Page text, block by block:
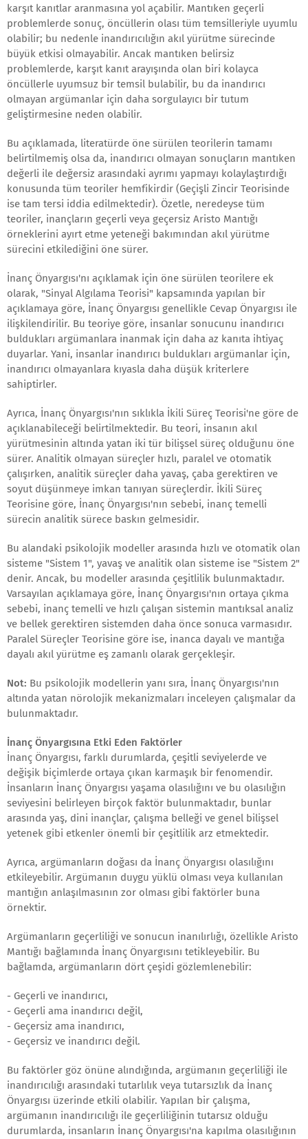
karşıt kanıtlar aranmasına yol açabilir. Mantıken geçerli
problemlerde sonuç, öncüllerin olası tüm temsilleriyle uyumlu
olabilir; bu nedenle inandırıcılığın akıl yürütme sürecinde
büyük etkisi olmayabilir. Ancak mantıken belirsiz
problemlerde, karşıt kanıt arayışında olan biri kolayca
öncüllerle uyumsuz bir temsil bulabilir, bu da inandırıcı
olmayan argümanlar için daha sorgulayıcı bir tutum
geliştirmesine neden olabilir.
Bu açıklamada, literatürde öne sürülen teorilerin tamamı
belirtilmemiş olsa da, inandırıcı olmayan sonuçların mantıken
değerli ile değersiz arasındaki ayrımı yapmayı kolaylaştırdığı
konusunda tüm teoriler hemfikirdir (Geçişli Zincir Teorisinde
ise tam tersi iddia edilmektedir). Özetle, neredeyse tüm
teoriler, inançların geçerli veya geçersiz Aristo Mantığı
örneklerini ayırt etme yeteneği bakımından akıl yürütme
sürecini etkilediğini öne sürer.
İnanç Önyargısı'nı açıklamak için öne sürülen teorilere ek
olarak, "Sinyal Algılama Teorisi" kapsamında yapılan bir
açıklamaya göre, İnanç Önyargısı genellikle Cevap Önyargısı ile
ilişkilendirilir. Bu teoriye göre, insanlar sonucunu inandırıcı
buldukları argümanlara inanmak için daha az kanıta ihtiyaç
duyarlar. Yani, insanlar inandırıcı buldukları argümanlar için,
inandırıcı olmayanlara kıyasla daha düşük kriterlere
sahiptirler.
Ayrıca, İnanç Önyargısı'nın sıklıkla İkili Süreç Teorisi'ne göre de
açıklanabileceği belirtilmektedir. Bu teori, insanın akıl
yürütmesinin altında yatan iki tür bilişsel süreç olduğunu öne
sürer. Analitik olmayan süreçler hızlı, paralel ve otomatik
çalışırken, analitik süreçler daha yavaş, çaba gerektiren ve
soyut düşünmeye imkan tanıyan süreçlerdir. İkili Süreç
Teorisine göre, İnanç Önyargısı'nın sebebi, inanç temelli
sürecin analitik sürece baskın gelmesidir.
Bu alandaki psikolojik modeller arasında hızlı ve otomatik olan
sisteme "Sistem 1", yavaş ve analitik olan sisteme ise "Sistem 2"
denir. Ancak, bu modeller arasında çeşitlilik bulunmaktadır.
Varsayılan açıklamaya göre, İnanç Önyargısı'nın ortaya çıkma
sebebi, inanç temelli ve hızlı çalışan sistemin mantıksal analiz
ve bellek gerektiren sistemden daha önce sonuca varmasıdır.
Paralel Süreçler Teorisine göre ise, inanca dayalı ve mantığa
dayalı akıl yürütme eş zamanlı olarak gerçekleşir.
Not: Bu psikolojik modellerin yanı sıra, İnanç Önyargısı'nın
altında yatan nörolojik mekanizmaları inceleyen çalışmalar da
bulunmaktadır.
İnanç Önyargısına Etki Eden Faktörler
İnanç Önyargısı, farklı durumlarda, çeşitli seviyelerde ve
değişik biçimlerde ortaya çıkan karmaşık bir fenomendir.
İnsanların İnanç Önyargısı yaşama olasılığını ve bu olasılığın
seviyesini belirleyen birçok faktör bulunmaktadır, bunlar
arasında yaş, dini inançlar, çalışma belleği ve genel bilişsel
yetenek gibi etkenler önemli bir çeşitlilik arz etmektedir.
Ayrıca, argümanların doğası da İnanç Önyargısı olasılığını
etkileyebilir. Argümanın duygu yüklü olması veya kullanılan
mantığın anlaşılmasının zor olması gibi faktörler buna
örnektir.
Argümanların geçerliliği ve sonucun inanılırlığı, özellikle Aristo
Mantığı bağlamında İnanç Önyargısını tetikleyebilir. Bu
bağlamda, argümanların dört çeşidi gözlemlenebilir:
- Geçerli ve inandırıcı,
- Geçerli ama inandırıcı değil,
- Geçersiz ama inandırıcı,
- Geçersiz ve inandırıcı değil.
Bu faktörler göz önüne alındığında, argümanın geçerliliği ile
inandırıcılığı arasındaki tutarlılık veya tutarsızlık da İnanç
Önyargısı üzerinde etkili olabilir. Yapılan bir çalışma,
argümanın inandırıcılığı ile geçerliliğinin tutarsız olduğu
durumlarda, insanların İnanç Önyargısı'na kapılma olasılığının